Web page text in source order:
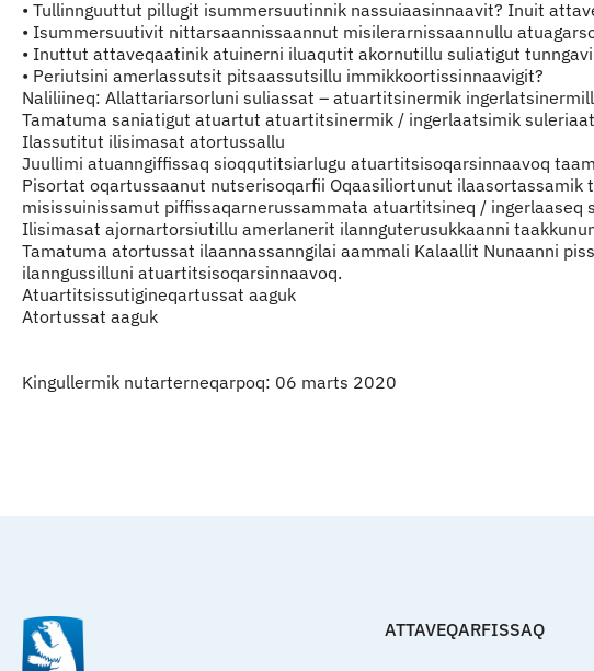
• Tullinnguuttut pillugit isummersuutinnik nassuiaasinnaavit? Inuit
• Isummersuutivit nittarsaannissaannut misilerarnissaannullu
• Inuttut attaveqaatinik atuinerni iluaqutit akornutillu suliatigut
• Periutsini amerlassutsit pitsaassutsillu immikkoortissinnaavigit?
Naliliineq: Allattariarsorluni suliassat – atuartitsinermik
Tamatuma saniatigut atuartut atuartitsinermik / ingerlaatsimik
Ilassutitut ilisimasat atortussallu
Juullimi atuanngiffissaq sioqqutitsiarlugu atuartitsisoqarsinnaavoq
Pisortat oqartussaanut nutserisoqarfii Oqaasiliortunut
misissuinissamut piffissaqarnerussammata atuartitsineq / ingerlaaseq
Ilisimasat ajornartorsiutillu amerlanerit ilannguterusukkaanni
Tamatuma atortussat ilaannassanngilai aammali Kalaallit Nunaanni
ilanngussilluni atuartitsisoqarsinnaavoq.
Atuartitsissutigineqartussat aaguk
Atortussat aaguk
Kingullermik nutarterneqarpoq: 06 marts 2020
ATTAVEQARFISSAQ